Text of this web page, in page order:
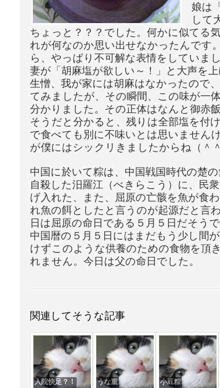
娘は
して
ちょっと？？？でした。何かに似てる
れが何なのか思い出せなかったんです
ら、やっぱり不可解な表情をしていま
妻が「胡麻塩が欲しい～！」と大声を
生憎、我が家には胡麻はなかったので
てみましたが、その瞬間、この味が一
分かりました。その正体はなんと御赤
そうだと分かると、残りは全部塩を付
で食べても別に不味いとは思いません
が僕にはシックリきましたからね（＾
中国に於いて粽は、中国戦国時代の楚
自殺した汨羅江（べきらこう）に、民
げ入れた、また、屈原の亡骸を魚が食
れ魚の餌としたと言うのが起源だと言
日は屈原の命日である５月５日だそう
中国暦の５月５日にはまだもう少し間
けずこのような供養のための食物を頂
れません。今日は父の命日でした。
関連してそうな記事
入院快足？！ うな重 小豆粽